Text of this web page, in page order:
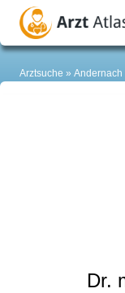
Arztsuche Andernach
Dr.